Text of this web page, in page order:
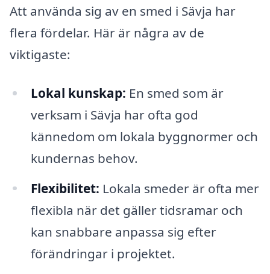
Att använda sig av en smed i Sävja har
flera fördelar. Här är några av de
viktigaste:
Lokal kunskap: En smed som är
verksam i Sävja har ofta god
kännedom om lokala byggnormer och
kundernas behov.
Flexibilitet: Lokala smeder är ofta mer
flexibla när det gäller tidsramar och
kan snabbare anpassa sig efter
förändringar i projektet.